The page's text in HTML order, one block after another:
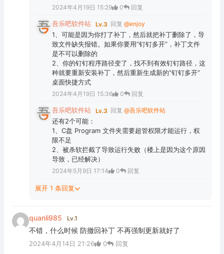
2024年4月19日 15:29 0 回复
吾乐吧软件站 Lv.3 回复 @enjoy
1、可能是因为你打了补丁，然后就把补丁删除了，导
致文件缺失报错。如果你要用“钉钉多开”，补丁文件
是不可以删除的
2、你的钉钉程序路径变了，找不到有效钉钉路径，这
种就要重新安装补丁，然后重新生成新的“钉钉多开”
桌面快捷方式
2024年4月19日 15:36 0 回复
吾乐吧软件站 Lv.3 回复 @吾乐吧软件站
还有2个可能：
1、C盘 Program 文件夹需要超管权限才能运行，权
限不足
2、被杀软拦截了导致运行失败（楼上是因为这个原因
导致，已经解决）
2024年5月9日 17:14 0 回复
展开 1 条回复
quanli985 Lv.1
不错，什么时候 防撤回补丁 不再强制更新就好了
2024年4月14日 21:26 0 回复